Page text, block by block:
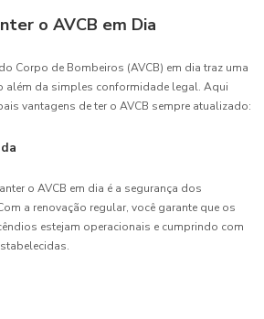
o AVCB em Dia
Corpo de Bombeiros (AVCB) em dia traz uma
além da simples conformidade legal. Aqui
vantagens de ter o AVCB sempre atualizado:
o AVCB em dia é a segurança dos
a renovação regular, você garante que os
estejam operacionais e cumprindo com